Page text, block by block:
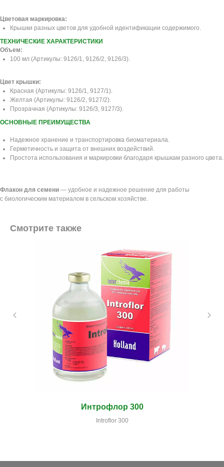
Цветовая маркировка:
Крышки разных цветов для удобной идентификации содержимого.
ТЕХНИЧЕСКИЕ ХАРАКТЕРИСТИКИ
Объем:
100 мл (Артикулы: 9126/1, 9126/2, 9126/3).
Цвет крышки:
Красная (Артикулы: 9126/1, 9127/1).
Желтая (Артикулы: 9126/2, 9127/2).
Прозрачная (Артикулы: 9126/3, 9127/3).
ОСНОВНЫЕ ПРЕИМУЩЕСТВА
Надежное хранение и транспортировка биоматериала.
Герметичность и защита от внешних воздействий.
Простота использования и маркировки благодаря крышкам разного цвета.
Флакон для семени — удобное и надежное решение для работы
с биологическим материалом в сельском хозяйстве.
Смотрите также
Интрофлор 300
Introflor 300